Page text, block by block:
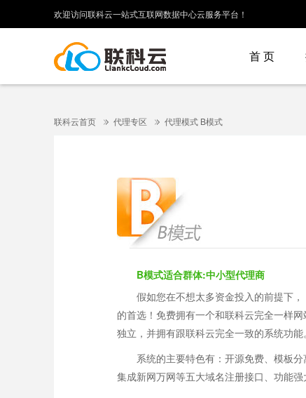
欢迎访问联科云一站式互联网数据中心云服务平台！
首 页
联科云首页 代理专区 代理模式 B模式
B模式适合群体:中小型代理商
假如您在不想太多资金投入的前提下
的首选！ 免费拥有一个和联科云完全一样
独立，并拥有跟联科云完全一致的系统功
系统的主要特色有：开源免费、模板
集成新网万网等五大域名注册接口、功能